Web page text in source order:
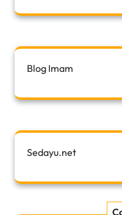
Blog Imam
Sedayu.net